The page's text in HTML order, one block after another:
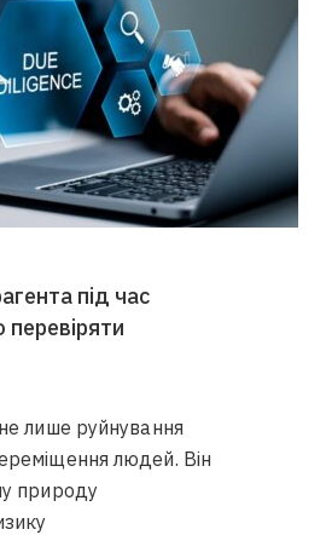
під час
лише руйнування
людей. Він
природу